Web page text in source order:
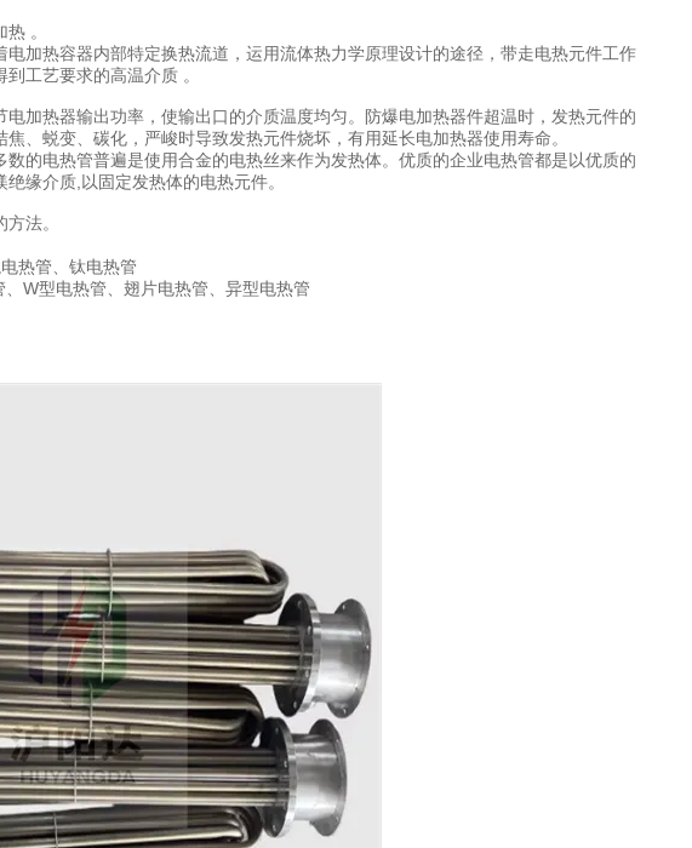
。
加热容器内部特定换热流道，运用流体热力学原理设计的途径，带走电热元件工作
工艺要求的高温介质 。
加热器输出功率，使输出口的介质温度均匀。防爆电加热器件超温时，发热元件的
、蜕变、碳化，严峻时导致发热元件烧坏，有用延长电加热器使用寿命。
的电热管普遍是使用合金的电热丝来作为发热体。优质的企业电热管都是以优质的
缘介质,以固定发热体的电热元件。
法。
热管、钛电热管
W型电热管、翅片电热管、异型电热管